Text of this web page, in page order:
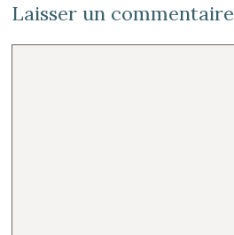
Laisser un commentaire